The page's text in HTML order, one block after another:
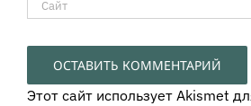
Этот сайт использует Akismet